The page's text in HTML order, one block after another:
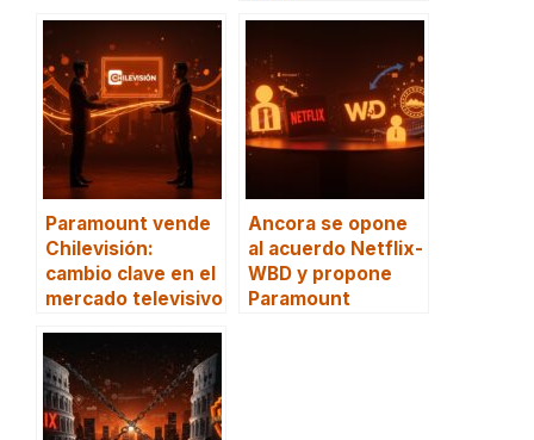
Paramount vende
Chilevisión:
cambio clave en el
mercado televisivo
Ancora se opone
al acuerdo Netflix-
WBD y propone
Paramount